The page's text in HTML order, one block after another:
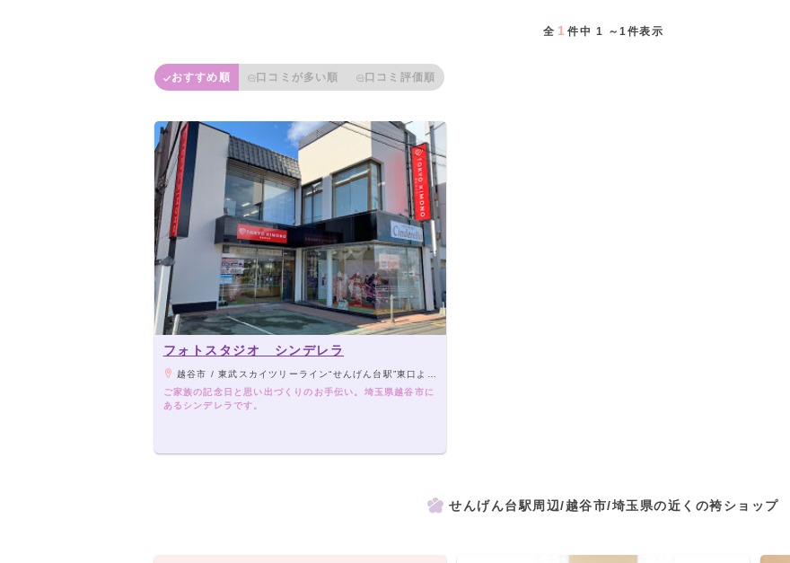
全 1 件中 1 ～1件表示
おすすめ順 口コミが多い順 口コミ評価順
フォトスタジオ シンデレラ
越谷市 / 東武スカイツリーライン“せんげん台駅”東口より徒歩3分
ご家族の記念日と思い出づくりのお手伝い。埼玉県越谷市に
あるシンデレラです。
せんげん台駅周辺/越谷市/埼玉県の近くの袴ショップ